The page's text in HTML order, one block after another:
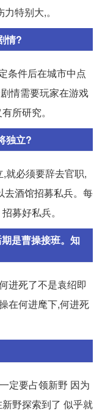
特别大,。
情?
条件后在城市中点
情需要玩家在游戏
所研究。
独立?
就必须要辞去官职,
去酒馆招募私兵。每
募好私兵。
是曹操接班。知
进死了不是袁绍即
在何进麾下,何进死
定要占领新野 因为
野探索到了 似乎就